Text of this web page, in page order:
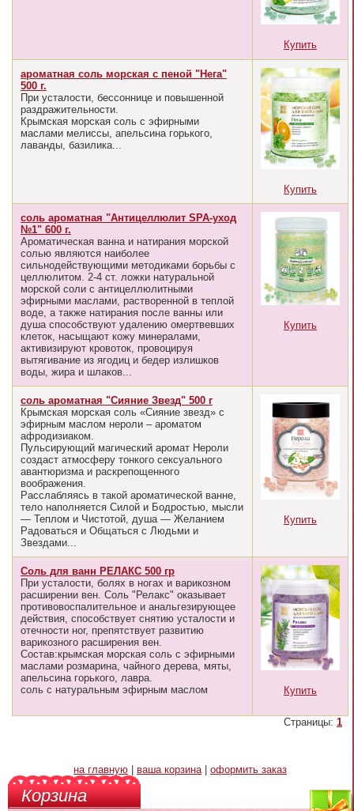
Купить
ароматная соль морская с пеной "Нега"
500 г.
При усталости, бессоннице и повышенной
раздражительности.
Крымская морская соль с эфирными
маслами мелиссы, апельсина горького,
лаванды, базилика...
Купить
соль ароматная "Антицеллюлит SPA-уход
№1" 600 г.
Ароматическая ванна и натирания морской
солью являются наиболее
сильнодействующими методиками борьбы с
целлюлитом. 2-4 ст. ложки натуральной
морской соли с антицеллюлитными
эфирными маслами, растворенной в теплой
воде, а также натирания после ванны или
душа способствуют удалению омертвевших
клеток, насыщают кожу минералами,
активизируют кровоток, провоцируя
вытягивание из ягодиц и бедер излишков
воды, жира и шлаков...
Купить
соль ароматная "Сияние Звезд" 500 г
Крымская морская соль «Сияние звезд» с
эфирным маслом нероли – ароматом
афродизиаком.
Пульсирующий магический аромат Нероли
создаст атмосферу тонкого сексуального
авантюризма и раскрепощенного
воображения.
Расслабляясь в такой ароматической ванне,
тело наполняется Силой и Бодростью, мысли
— Теплом и Чистотой, душа — Желанием
Радоваться и Общаться с Людьми и
Звездами...
Купить
Соль для ванн РЕЛАКС 500 гр
При усталости, болях в ногах и варикозном
расширении вен. Соль "Релакс" оказывает
противовоспалительное и анальгезирующее
действия, способствует снятию усталости и
отечности ног, препятствует развитию
варикозного расширения вен.
Состав:крымская морская соль с эфирными
маслами розмарина, чайного дерева, мяты,
апельсина горького, лавра.
соль с натуральным эфирным маслом
Купить
Страницы: 1
на главную | ваша корзина | оформить заказ
Корзина